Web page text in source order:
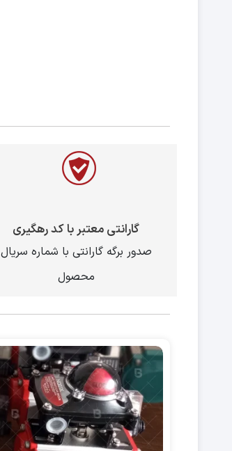
گارانتی معتبر با کد رهگیری
صدور برگه گارانتی با شماره سریال
محصول